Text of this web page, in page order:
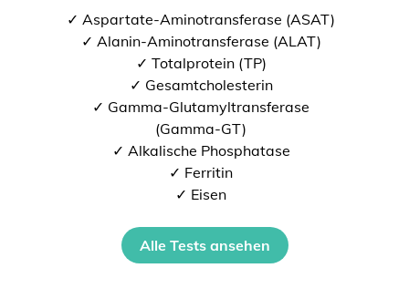
✓ Aspartate-Aminotransferase (ASAT)
✓ Alanin-Aminotransferase (ALAT)
✓ Totalprotein (TP)
✓ Gesamtcholesterin
✓ Gamma-Glutamyltransferase
(Gamma-GT)
✓ Alkalische Phosphatase
✓ Ferritin
✓ Eisen
Alle Tests ansehen